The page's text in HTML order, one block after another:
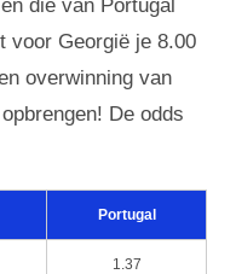
die van Portugal
voor Georgië je 8.00
overwinning van
De odds
Portugal
1.37